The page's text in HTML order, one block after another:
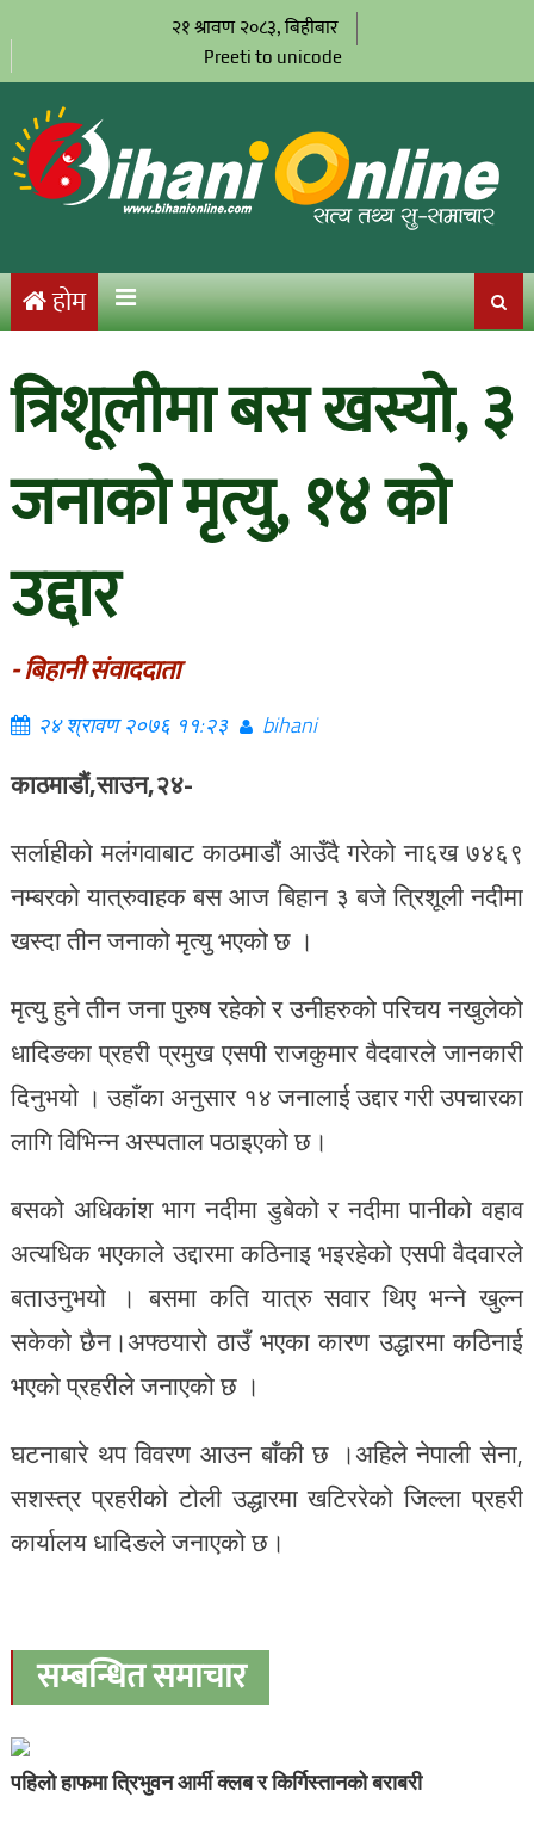
२१ श्रावण २०८३, बिहीबार
Preeti to unicode
होम
त्रिशूलीमा बस खस्यो, ३
जनाको मृत्यु, १४ को
उद्दार
- बिहानी संवाददाता
२४ श्रावण २०७६ ११:२३ bihani
काठमाडौं,साउन,२४-
सर्लाहीको मलंगवाबाट काठमाडौं आउँदै गरेको ना६ख ७४६९
नम्बरको यात्रुवाहक बस आज बिहान ३ बजे त्रिशूली नदीमा
खस्दा तीन जनाको मृत्यु भएको छ ।
मृत्यु हुने तीन जना पुरुष रहेको र उनीहरुको परिचय नखुलेको
धादिङका प्रहरी प्रमुख एसपी राजकुमार वैदवारले जानकारी
दिनुभयो । उहाँका अनुसार १४ जनालाई उद्दार गरी उपचारका
लागि विभिन्न अस्पताल पठाइएको छ।
बसको अधिकांश भाग नदीमा डुबेको र नदीमा पानीको वहाव
अत्यधिक भएकाले उद्दारमा कठिनाइ भइरहेको एसपी वैदवारले
बताउनुभयो । बसमा कति यात्रु सवार थिए भन्ने खुल्न
सकेको छैन।अफ्ठयारो ठाउँ भएका कारण उद्धारमा कठिनाई
भएको प्रहरीले जनाएको छ ।
घटनाबारे थप विवरण आउन बाँकी छ ।अहिले नेपाली सेना,
सशस्त्र प्रहरीको टोली उद्धारमा खटिररेको जिल्ला प्रहरी
कार्यालय धादिङले जनाएको छ।
सम्बन्धित समाचार
पहिलो हाफमा त्रिभुवन आर्मी क्लब र किर्गिस्तानको बराबरी